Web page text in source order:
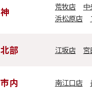
荒牧店
浜松原店
部 江坂店
内 南江口店